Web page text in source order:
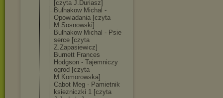
[czyta J.Duriasz]
Bulhakow Michal -
Opowiadania [czyta
M.Sosnowski]
Bulhakow Michal - Psie
serce [czyta
Z.Zapasiewicz]
Burnett Frances
Hodgson - Tajemniczy
ogrod [czyta
M.Komorowska]
Cabot Meg - Pamietnik
ksiezniczki 1 [czyta